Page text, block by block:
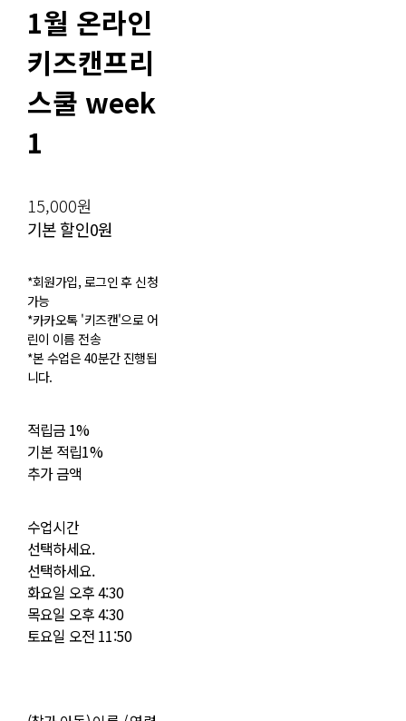
1월 온라인
키즈캔프리
스쿨 week
1
15,000원
기본 할인0원
*회원가입, 로그인 후 신청
가능
*카카오톡 '키즈캔'으로 어
린이 이름 전송
*본 수업은 40분간 진행됩
니다.
적립금 1%
기본 적립1%
추가 금액
수업시간
선택하세요.
선택하세요.
화요일 오후 4:30
목요일 오후 4:30
토요일 오전 11:50